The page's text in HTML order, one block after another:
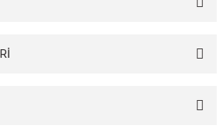
ilk yorumu siz yapın!